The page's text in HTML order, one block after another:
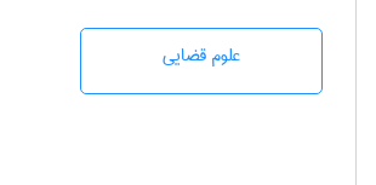
علوم قضایی